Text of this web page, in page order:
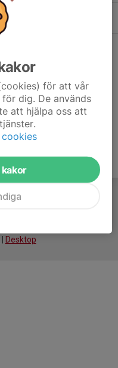
förutsättningar 2024-2025 BLÅ
Desktop
för att vår
dig. De används
att hjälpa oss att
cookies
kakor